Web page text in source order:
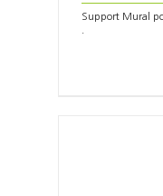
Support Mural
.